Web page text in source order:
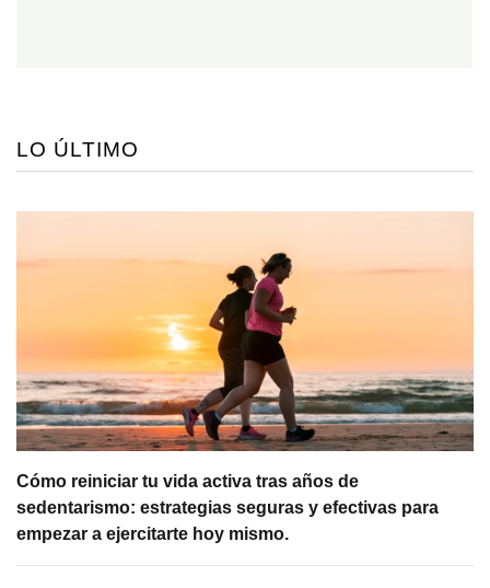
LO ÚLTIMO
Cómo reiniciar tu vida activa tras años de
sedentarismo: estrategias seguras y efectivas para
empezar a ejercitarte hoy mismo.